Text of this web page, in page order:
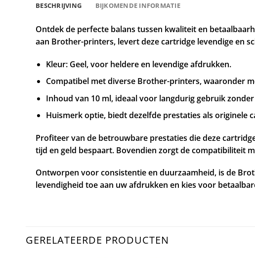
BESCHRIJVING BIJKOMENDE INFORMATIE
Ontdek de perfecte balans tussen kwaliteit en
aan Brother-printers, levert deze cartridge levendige en
Kleur: Geel, voor heldere en levendige afdrukken.
Compatibel met diverse Brother-printers, waaronder
Inhoud van 10 ml, ideaal voor langdurig gebruik
Huismerk optie, biedt dezelfde prestaties als originele
Profiteer van de betrouwbare prestaties die deze
tijd en geld bespaart. Bovendien zorgt de compatibiliteit
Ontworpen voor consistentie en duurzaamheid, is de
levendigheid toe aan uw afdrukken en kies voor
GERELATEERDE PRODUCTEN